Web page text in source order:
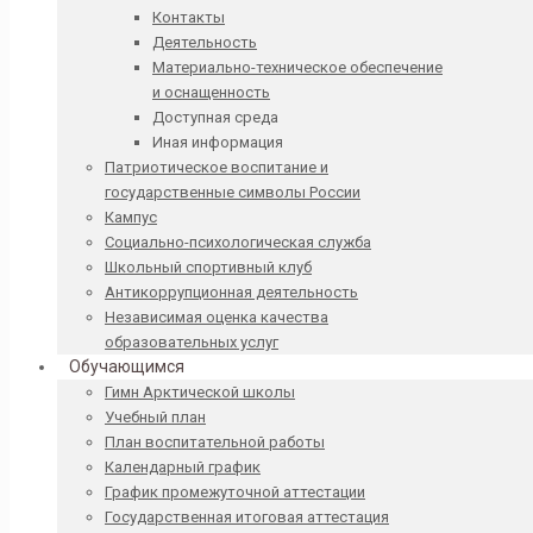
Контакты
Деятельность
Материально-техническое обеспечение
и оснащенность
Доступная среда
Иная информация
Патриотическое воспитание и
государственные символы России
Кампус
Социально-психологическая служба
Школьный спортивный клуб
Антикоррупционная деятельность
Независимая оценка качества
образовательных услуг
Обучающимся
Гимн Арктической школы
Учебный план
План воспитательной работы
Календарный график
График промежуточной аттестации
Государственная итоговая аттестация